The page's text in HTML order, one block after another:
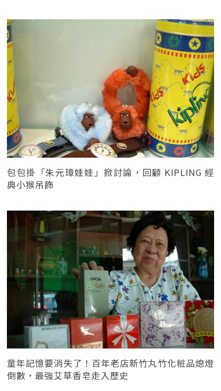
包包掛「朱元璋娃娃」掀討論，回顧 KIPLING 經
典小猴吊飾
童年記憶要消失了！百年老店新竹丸竹化粧品熄燈
倒數，最強艾草香皂走入歷史